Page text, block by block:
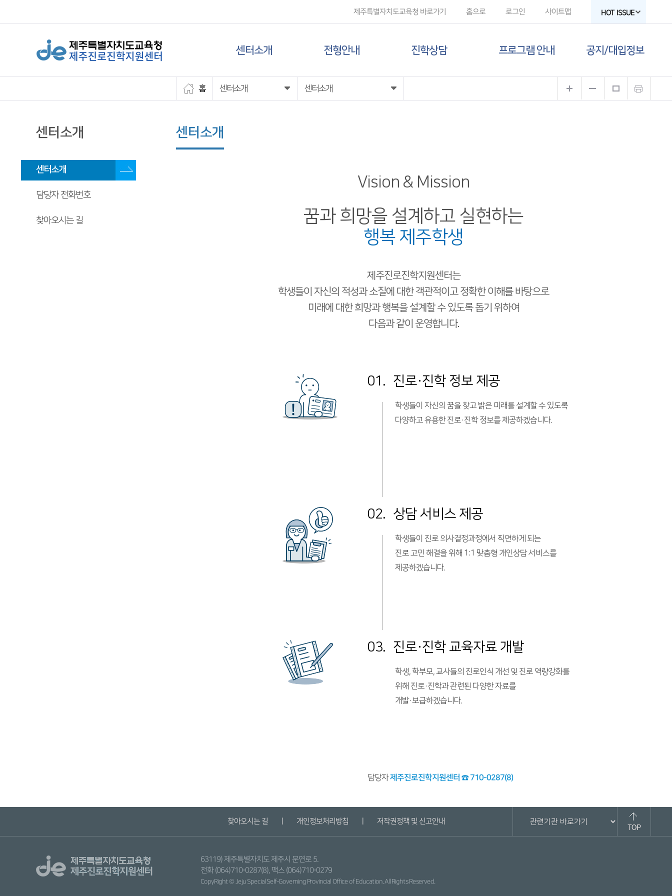
제주특별자치도교육청 바로가기 홈으로 로그인 사이트맵 HOT ISSUE
센터소개 전형안내 진학상담 프로그램 안내 공지/대입정보
센터 소개 대입 일정 공지사항
홈 센터소개 센터소개
센터소개
센터소개
담당자 전화번호
찾아오시는 길
센터소개
Vision & Mission
꿈과 희망을 설계하고 실현하는
행복 제주학생
제주진로진학지원센터는
학생들이 자신의 적성과 소질에 대한객관적이고 정확한 이해를 바탕으로
미래에 대한 희망과 행복을 설계할 수 있도록 돕기 위하여
다음과 같이 운영합니다.
01. 진로·진학 정보 제공
학생들이 자신의 꿈을 찾고 밝은 미래를 설계할 수 있도록
다양하고 유용한 진로·진학 정보를 제공하겠습니다.
02. 상담 서비스 제공
학생들이 진로 의사결정과정에서 직면하게 되는
진로 고민 해결을 위해 1:1 맞춤형 개인상담 서비스를
제공하겠습니다.
03. 진로·진학 교육자료 개발
학생, 학부모, 교사들의 진로인식 개선 및 진로 역량강화를
위해 진로·진학과 관련된 다양한 자료를
개발·보급하겠습니다.
담당자제주진로진학지원센터 ☎ 710-0287(8)
찾아오시는 길 개인정보처리방침 저작권정책 및 신고안내
63119) 제주특별자치도 제주시 문연로 5.
전화 (064)710-0287(8), 팩스 (064)710-0279
CopyRight © Jeju Special Self-Governing Provincial Office of Education. All Rights Reserved.